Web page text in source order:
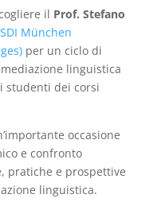
il Prof. Stefano
München
per un ciclo di
linguistica
studenti dei corsi
occasione
e confronto
pratiche e prospettive
linguistica.